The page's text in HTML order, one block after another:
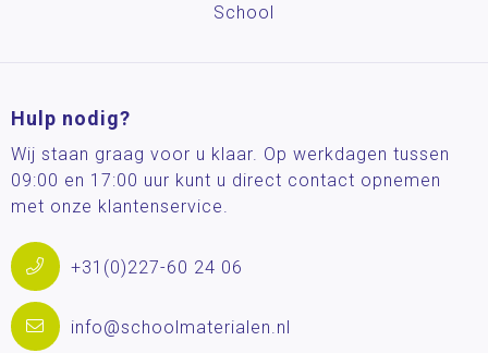
School
Hulp nodig?
Wij staan graag voor u klaar. Op werkdagen tussen
09:00 en 17:00 uur kunt u direct contact opnemen
met onze klantenservice.
+31(0)227-60 24 06
info@schoolmaterialen.nl